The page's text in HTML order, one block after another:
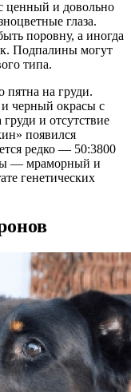
ценный и довольно
глаза.
поровну, а иногда
Подпалины могут
типа.
пятна на груди.
черный окрасы с
и отсутствие
появился
редко — 50:3800
— мраморный и
генетических